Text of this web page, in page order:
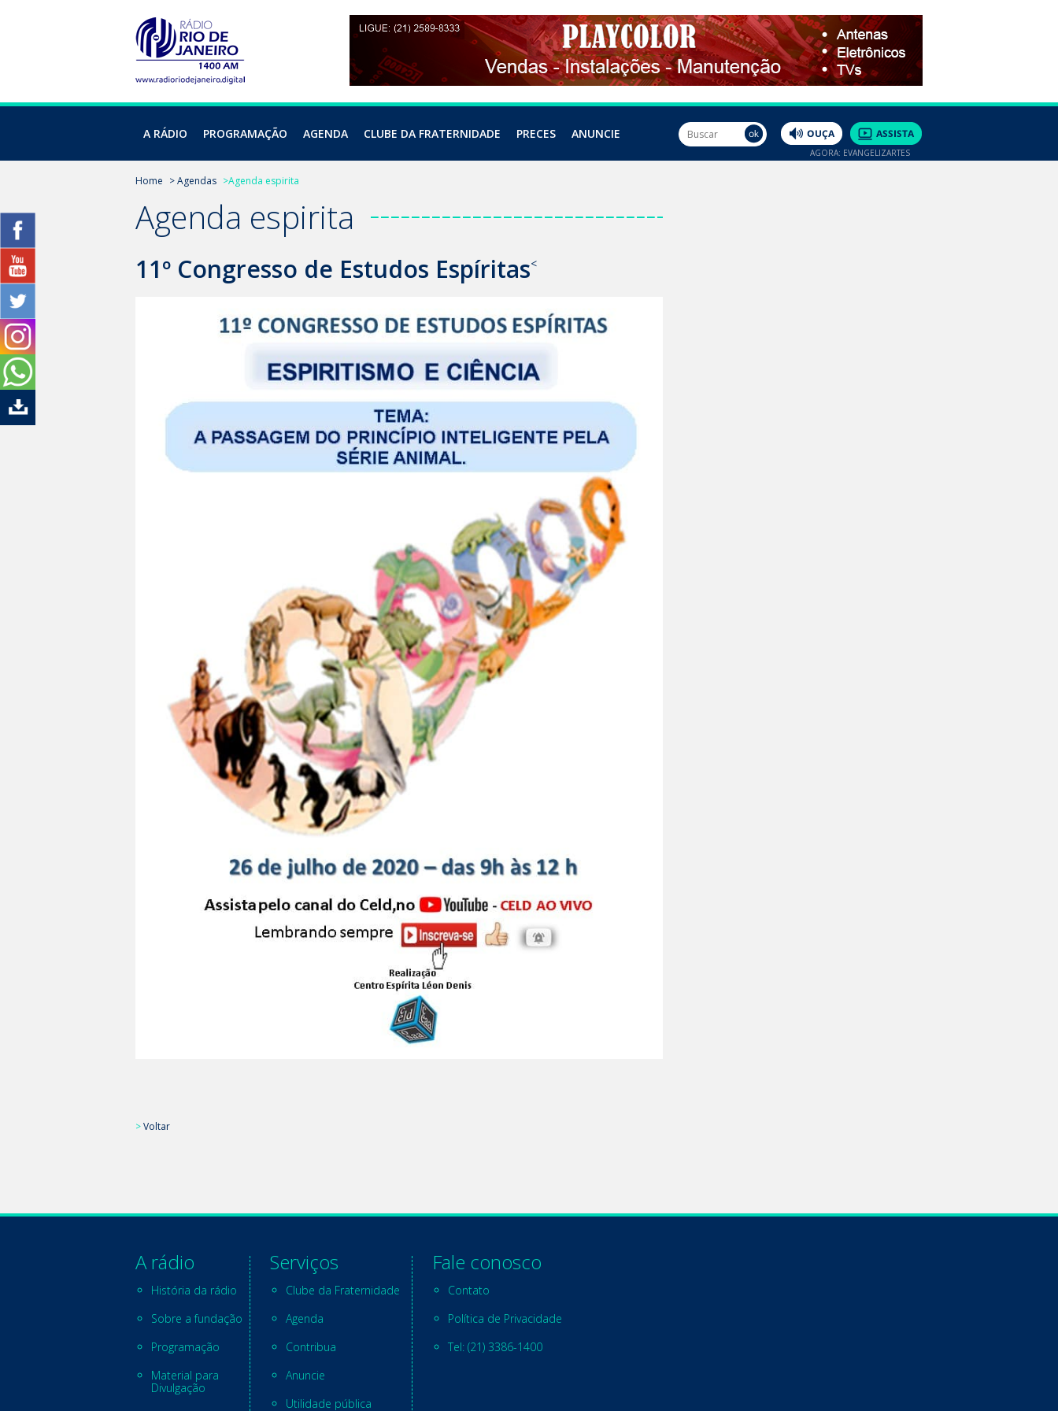
A RÁDIO PROGRAMAÇÃO AGENDA CLUBE DA FRATERNIDADE PRECES ANUNCIE
AGORA: EVANGELIZARTES
Home > Agendas >Agenda espirita
Agenda espirita
11º Congresso de Estudos Espíritas<
>Voltar
A rádio
História da rádio
Sobre a fundação
Programação
Material para
Divulgação
Serviços
Clube da Fraternidade
Agenda
Contribua
Anuncie
Utilidade pública
Fale conosco
Contato
Política de Privacidade
Tel: (21) 3386-1400